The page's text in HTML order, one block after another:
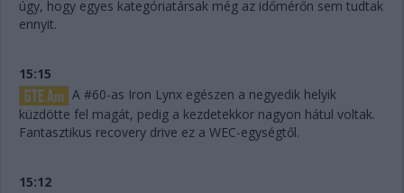
úgy, hogy egyes kategóriatársak még az időmérőn sem tudtak
ennyit.
15:15
A #60-as Iron Lynx egészen a negyedik helyik
küzdötte fel magát, pedig a kezdetekkor nagyon hátul voltak.
Fantasztikus recovery drive ez a WEC-egységtől.
15:12